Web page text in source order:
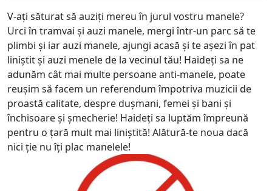
V-ați săturat să auziți mereu în jurul vostru manele?
Urci în tramvai și auzi manele, mergi într-un parc să te
plimbi și iar auzi manele, ajungi acasă și te așezi în pat
liniștit și auzi menele de la vecinul tău! Haideți sa ne
adunăm cât mai multe persoane anti-manele, poate
reușim să facem un referendum împotriva muzicii de
proastă calitate, despre dușmani, femei și bani și
închisoare și șmecherie! Haideți sa luptăm împreună
pentru o țară mult mai liniștită! Alătură-te noua dacă
nici ție nu îți plac manelele!